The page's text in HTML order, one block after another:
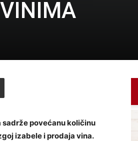
sadrže povećanu količinu
izabele i prodaja vina.